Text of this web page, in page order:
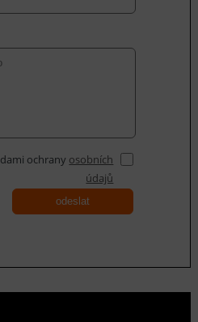
ochrany osobních
údajů
odeslat